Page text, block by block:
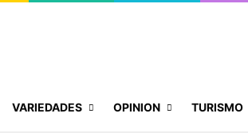
VARIEDADES OPINION TURISMO